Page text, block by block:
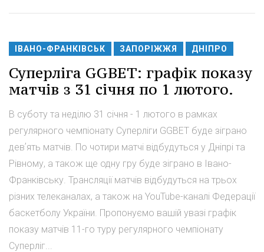
ІВАНО-ФРАНКІВСЬК ЗАПОРІЖЖЯ ДНІПРО
Суперліга GGBET: графік показу
матчів з 31 січня по 1 лютого.
В суботу та неділю 31 січня - 1 лютого в рамках
регулярного чемпіонату Суперліги GGBET буде зіграно
девʼять матчів. По чотири матчі відбудуться у Дніпрі та
Рівному, а також ще одну гру буде зіграно в Івано-
Франківську. Трансляції матчів відбудуться на трьох
різних телеканалах, а також на YouTube-каналі Федерації
баскетболу України. Пропонуємо вашій увазі графік
показу матчів 11-го туру регулярного чемпіонату
Суперліг...